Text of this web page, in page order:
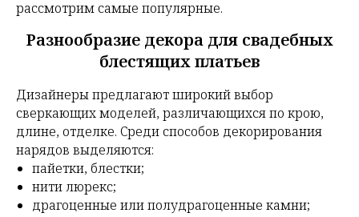
рассмотрим самые популярные.
Разнообразие декора для свадебных
блестящих платьев
Дизайнеры предлагают широкий выбор
сверкающих моделей, различающихся по крою,
длине, отделке. Среди способов декорирования
нарядов выделяются:
пайетки, блестки;
нити люрекс;
драгоценные или полудрагоценные камни;